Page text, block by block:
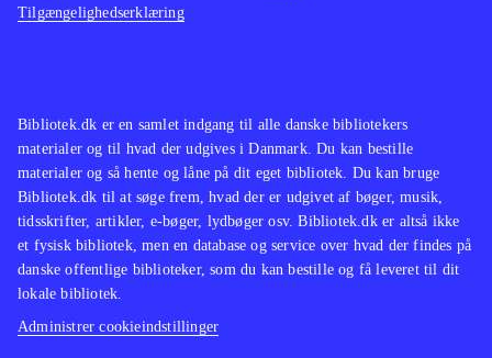
Bibliotek.dk er en samlet indgang til alle danske bibliotekers
materialer og til hvad der udgives i Danmark. Du kan bestille
materialer og så hente og låne på dit eget bibliotek. Du kan bruge
Bibliotek.dk til at søge frem, hvad der er udgivet af bøger, musik,
tidsskrifter, artikler, e-bøger, lydbøger osv. Bibliotek.dk er altså ikke
et fysisk bibliotek, men en database og service over hvad der findes på
danske offentlige biblioteker, som du kan bestille og få leveret til dit
lokale bibliotek.
Administrer cookieindstillinger
Tilgængelighedserklæring